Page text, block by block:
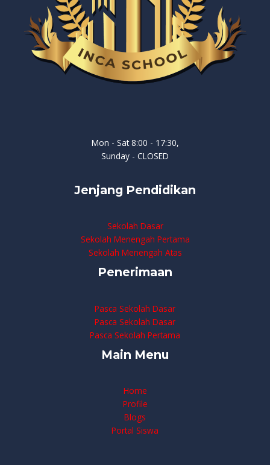
Mon - Sat 8:00 - 17:30,
Sunday - CLOSED
Jenjang Pendidikan
Sekolah Dasar
Sekolah Menengah Pertama
Sekolah Menengah Atas
Penerimaan
Pasca Sekolah Dasar
Pasca Sekolah Dasar
Pasca Sekolah Pertama
Main Menu
Home
Profile
Blogs
Portal Siswa